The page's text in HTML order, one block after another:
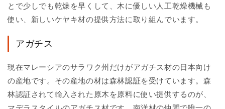
とで少しでも乾燥を早くして、木に優しい人工乾燥機械も
使い、新しいケヤキ材の提供方法に取り組んでいます。
アガチス
現在マレーシアのサラワク州だけがアガチス材の日本向け
の産地です。その産地の材は森林認証を受けています。森
林認証されて輸入された原木を原料に使い提供するのが、